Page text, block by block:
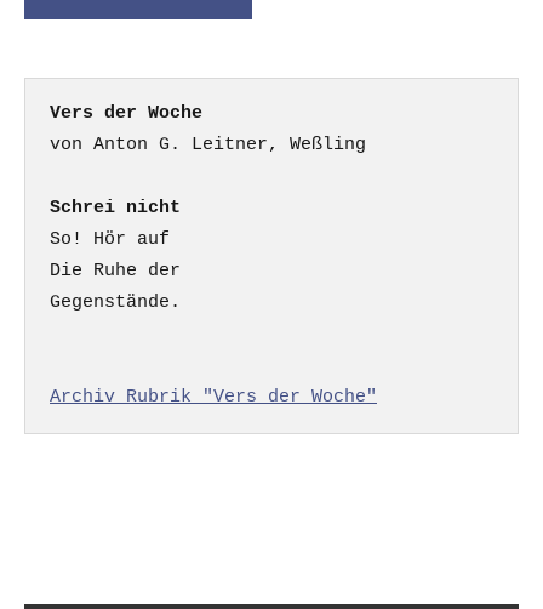
Vers der Woche
Schrei nicht
So! Hör auf
Die Ruhe der
Gegenstände.
Archiv Rubrik "Vers der Woche"